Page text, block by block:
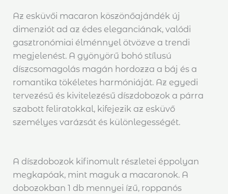
Az esküvői macaron köszönőajándék új
dimenziót ad az édes eleganciának, valódi
gasztronómiai élménnyel ötvözve a trendi
megjelenést. A gyönyörű bohó stílusú
díszcsomagolás magán hordozza a báj és a
romantika tökéletes harmóniáját. Az egyedi
tervezésű és kivitelezésű díszdobozok a párra
szabott feliratokkal, kifejezik az esküvő
személyes varázsát és különlegességét.
A díszdobozok kifinomult részletei éppolyan
megkapóak, mint maguk a macaronok. A
dobozokban 1 db mennyei ízű, roppanós